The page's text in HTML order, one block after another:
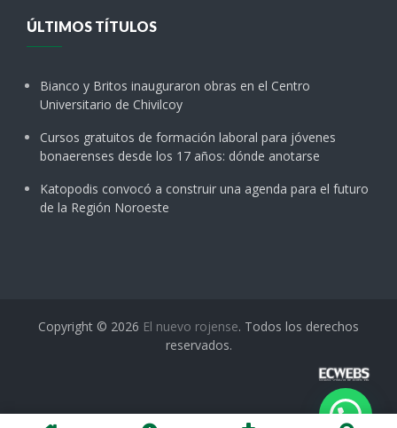
ÚLTIMOS TÍTULOS
Bianco y Britos inauguraron obras en el Centro
Universitario de Chivilcoy
Cursos gratuitos de formación laboral para jóvenes
bonaerenses desde los 17 años: dónde anotarse
Katopodis convocó a construir una agenda para el futuro
de la Región Noroeste
Copyright © 2026 El nuevo rojense. Todos los derechos
reservados.